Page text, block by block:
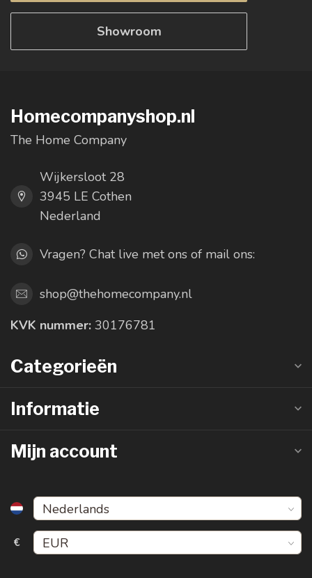
Showroom
Homecompanyshop.nl
The Home Company
Wijkersloot 28
3945 LE Cothen
Nederland
Vragen? Chat live met ons of mail ons:
shop@thehomecompany.nl
KVK nummer: 30176781
Categorieën
Informatie
Mijn account
€